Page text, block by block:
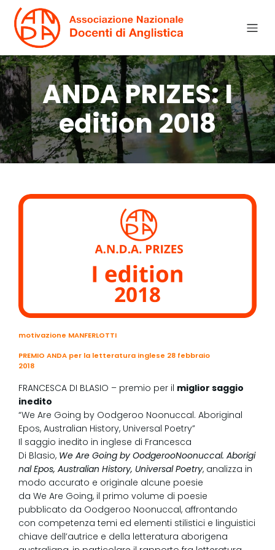
ANDA PRIZES: I
edition 2018
motivazione MANFERLOTTI
PREMIO ANDA per la letteratura inglese 28 febbraio
2018
FRANCESCA DI BLASIO – premio per il miglior saggio
inedito
“We Are Going by Oodgeroo Noonuccal. Aboriginal
Epos, Australian History, Universal Poetry”
Il saggio inedito in inglese di Francesca
Di Blasio, We Are Going by OodgerooNoonuccal. Aborigi
nal Epos, Australian History, Universal Poetry, analizza in
modo accurato e originale alcune poesie
da We Are Going, il primo volume di poesie
pubblicato da Oodgeroo Noonuccal, affrontando
con competenza temi ed elementi stilistici e linguistici
chiave dell’autrice e della letteratura aborigena